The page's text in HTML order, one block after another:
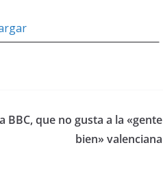
BBC, que no gusta a la «gente
bien» valenciana